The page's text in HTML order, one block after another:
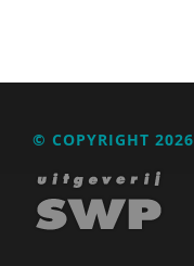
© COPYRIGHT 2026